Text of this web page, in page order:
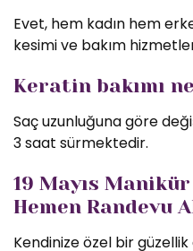
Evet, hem kadın hem
kesimi ve bakım
Keratin bakımı
Saç uzunluğuna göre
3 saat sürmektedir.
19 Mayıs
Hemen Randevu
Kendinize özel bir